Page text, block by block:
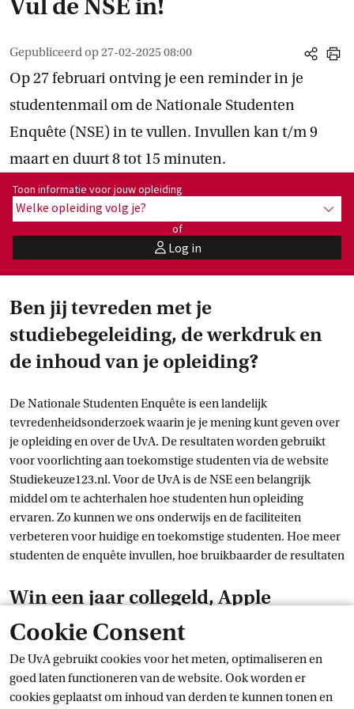
Cookie Consent
De UvA gebruikt cookies voor het meten, optimaliseren en
goed laten functioneren van de website. Ook worden er
cookies geplaatst om inhoud van derden te kunnen tonen en
Vul de NSE in!
Gepubliceerd op27-02-2025 08:00
share
print
Op 27 februari ontving je een reminder in je
studentenmail om de Nationale Studenten
Enquête (NSE) in te vullen. Invullen kan t/m 9
maart en duurt 8 tot 15 minuten.
Toon informatie voor opleiding:
Toon informatie voor jouw opleiding
Welke opleiding volg je? toon
of
userLog in
Ben jij tevreden met je
studiebegeleiding, de werkdruk en
de inhoud van je opleiding?
De Nationale Studenten Enquête is een landelijk
tevredenheidsonderzoek waarin je je mening kunt geven over
je opleiding en over de UvA. De resultaten worden gebruikt
voor voorlichting aan toekomstige studenten via de website
Studiekeuze123.nl. Voor de UvA is de NSE een belangrijk
middel om te achterhalen hoe studenten hun opleiding
ervaren. Zo kunnen we ons onderwijs en de faciliteiten
verbeteren voor huidige en toekomstige studenten. Hoe meer
studenten de enquête invullen, hoe bruikbaarder de resultaten
Win een jaar collegeld, Apple
MacBook Air en meer
Je kunt bovendien mooie prijzen winnen! Het Landelijk
Centrum Studiekeuze, de organisator van de NSE, verloot de
volgende prijzen: